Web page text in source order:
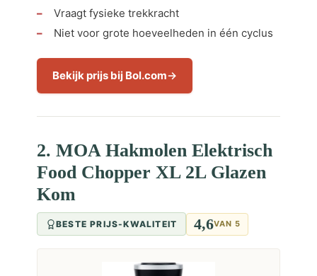
Vraagt fysieke trekkracht
Niet voor grote hoeveelheden in één cyclus
Bekijk prijs bij Bol.com
2. MOA Hakmolen Elektrisch
Food Chopper XL 2L Glazen
Kom
BESTE PRIJS-KWALITEIT 4,6VAN 5